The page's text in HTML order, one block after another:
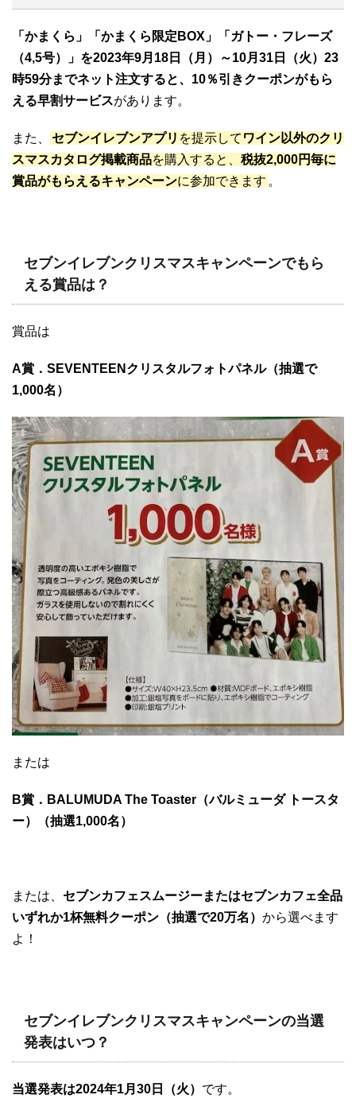
「かまくら」「かまくら限定BOX」「ガトー・フレーズ
（4,5号）」を2023年9月18日（月）～10月31日（火）23
時59分までネット注文すると、10％引きクーポンがもら
える早割サービスがあります。
また、 セブンイレブンアプリ を提示して ワイン以外のクリ
スマスカタログ掲載商品を購入すると、 税抜2,000円毎に
賞品がもらえるキャンペーンに参加できます 。
セブンイレブンクリスマスキャンペーンでもら
える賞品は？
賞品は
A賞．SEVENTEENクリスタルフォトパネル（抽選で
1,000名）
または
B賞．BALUMUDA The Toaster（バルミューダ トースタ
ー）（抽選1,000名）
または、 セブンカフェスムージーまたはセブンカフェ全品
いずれか1杯無料クーポン（抽選で20万名） から選べます
よ！
セブンイレブンクリスマスキャンペーンの当選
発表はいつ？
当選発表は2024年1月30日（火） です。